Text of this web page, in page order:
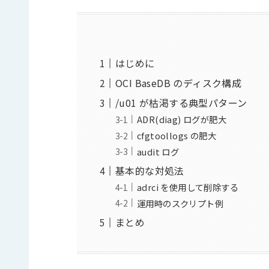
はじめに
OCI BaseDB のディスク構成
/u01 が枯渇する典型パターン
ADR(diag) ログが肥大
cfgtoollogs の肥大
audit ログ
基本的な対処法
adrci を使用して削除する
運用時のスクリプト例
まとめ